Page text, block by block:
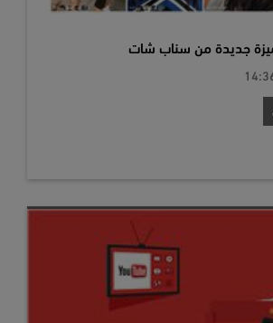
جديدة من سناب شات